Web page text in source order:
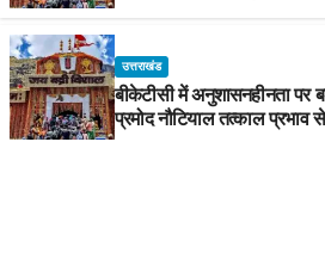
उत्तराखंड
बीकेटीसी में अनुशासनहीनता पर
प्रमोद नौटियाल तत्काल प्रभाव